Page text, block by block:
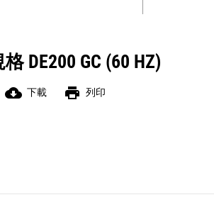
DE200 GC (60 HZ)
cloud_download 下載 print 列印